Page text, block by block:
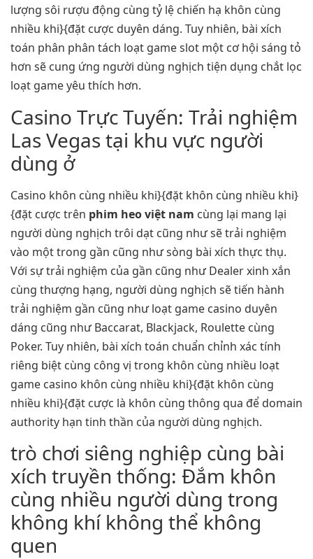
lượng sôi rượu động cùng tỷ lệ chiến hạ khôn cùng
nhiều khi}{đặt cược duyên dáng. Tuy nhiên, bài xích
toán phân phân tách loạt game slot một cơ hội sáng tỏ
hơn sẽ cung ứng người dùng nghịch tiện dụng chắt lọc
loạt game yêu thích hơn.
Casino Trực Tuyến: Trải nghiệm
Las Vegas tại khu vực người
dùng ở
Casino khôn cùng nhiều khi}{đặt khôn cùng nhiều khi}
{đặt cược trên phim heo việt nam cùng lại mang lại
người dùng nghịch trôi dạt cũng như sẽ trải nghiệm
vào một trong gần cũng như sòng bài xích thực thụ.
Với sự trải nghiệm của gần cũng như Dealer xinh xắn
cùng thượng hạng, người dùng nghịch sẽ tiến hành
trải nghiệm gần cũng như loạt game casino duyên
dáng cũng như Baccarat, Blackjack, Roulette cùng
Poker. Tuy nhiên, bài xích toán chuẩn chỉnh xác tính
riêng biệt cùng công vị trong khôn cùng nhiều loạt
game casino khôn cùng nhiều khi}{đặt khôn cùng
nhiều khi}{đặt cược là khôn cùng thông qua để domain
authority hạn tinh thần của người dùng nghịch.
trò chơi siêng nghiệp cùng bài
xích truyền thống: Đắm khôn
cùng nhiều người dùng trong
không khí không thể không
quen